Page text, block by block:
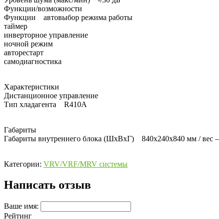
Функции/возможности
Функции автовыбор режима работы
таймер
инверторное управление
ночной режим
авторестарт
самодиагностика
Характеристики
Дистанционное управление
Тип хладагента R410А
Габариты
Габариты внутреннего блока (ШхВхГ) 840x240x840 мм / вес –
Категории: VRV/VRF/MRV системы
Написать отзыв
Ваше имя:
Рейтинг